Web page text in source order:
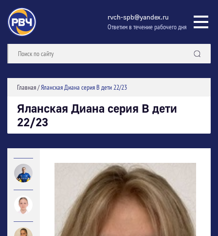
rvch-spb@yandex.ru
Ответим в течение рабочего дня
Главная/Яланская Диана серия В дети 22/23
Яланская Диана серия В дети
22/23